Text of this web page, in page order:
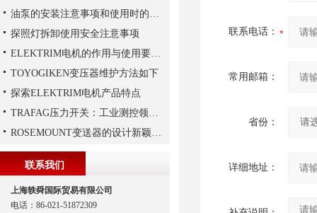
联系电话：
常用邮箱：
省份：
详细地址：
油泵的安装注意事项和使用时的维护
探照灯拆卸使用安全注意事项
ELEKTRIM电机的作用与使用要求讲解
TOYOGIKEN变压器维护方法如下
探索ELEKTRIM电机产品特点
TRAFAG压力开关：工业测控领域的精密之选
ROSEMOUNT变送器的设计新颖性且使用安全性
联系我们
上海轶舜国际贸易有限公司
电话：86-021-51872309